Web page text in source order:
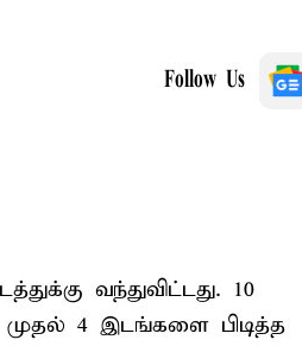
Follow Us
வந்துவிட்டது. 10
4 இடங்களை பிடித்த